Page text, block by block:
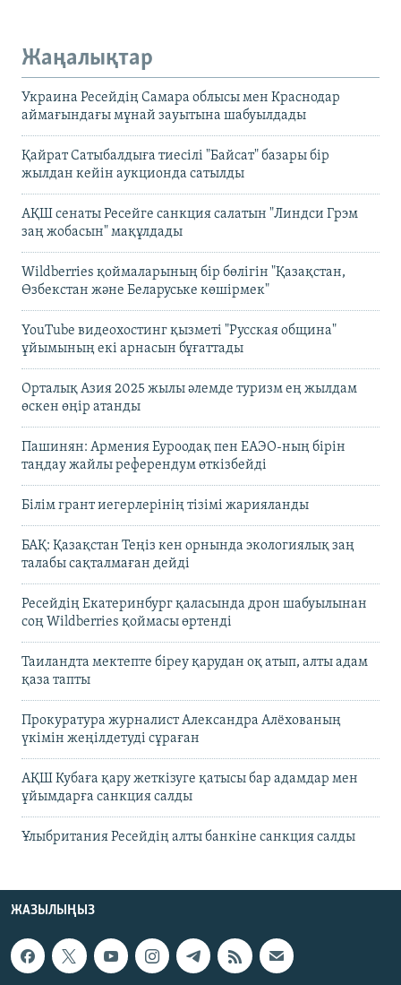
Жаңалықтар
Украина Ресейдің Самара облысы мен Краснодар
аймағындағы мұнай зауытына шабуылдады
Қайрат Сатыбалдыға тиесілі "Байсат" базары бір
жылдан кейін аукционда сатылды
АҚШ сенаты Ресейге санкция салатын "Линдси Грэм
заң жобасын" мақұлдады
Wildberries қоймаларының бір бөлігін "Қазақстан,
Өзбекстан және Беларуське көшірмек"
YouTube видеохостинг қызметі "Русская община"
ұйымының екі арнасын бұғаттады
Орталық Азия 2025 жылы әлемде туризм ең жылдам
өскен өңір атанды
Пашинян: Армения Еуроодақ пен ЕАЭО-ның бірін
таңдау жайлы референдум өткізбейді
Білім грант иегерлерінің тізімі жарияланды
БАҚ: Қазақстан Теңіз кен орнында экологиялық заң
талабы сақталмаған дейді
Ресейдің Екатеринбург қаласында дрон шабуылынан
соң Wildberries қоймасы өртенді
Таиландта мектепте біреу қарудан оқ атып, алты адам
қаза тапты
Прокуратура журналист Александра Алёхованың
үкімін жеңілдетуді сұраған
АҚШ Кубаға қару жеткізуге қатысы бар адамдар мен
ұйымдарға санкция салды
Ұлыбритания Ресейдің алты банкіне санкция салды
ЖАЗЫЛЫҢЫЗ